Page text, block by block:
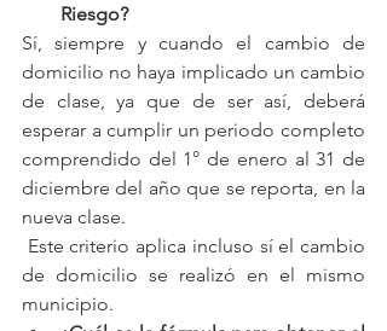
Riesgo?
Sí, siempre y cuando el cambio de
domicilio no haya implicado un cambio
de clase, ya que de ser así, deberá
esperar a cumplir un periodo completo
comprendido del 1° de enero al 31 de
diciembre del año que se reporta, en la
nueva clase.
de domicilio se realizó en el mismo
municipio.